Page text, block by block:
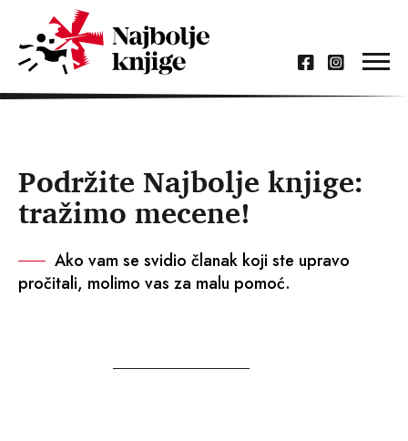
Podržite Najbolje knjige:
tražimo mecene!
Ako vam se svidio članak koji ste upravo
pročitali, molimo vas za malu pomoć.